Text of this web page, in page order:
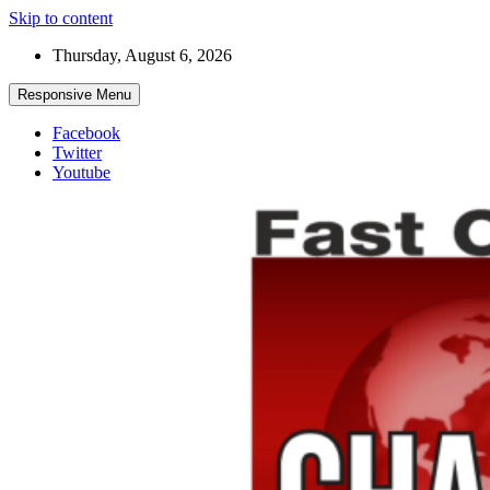
Skip to content
Thursday, August 6, 2026
Responsive Menu
Facebook
Twitter
Youtube